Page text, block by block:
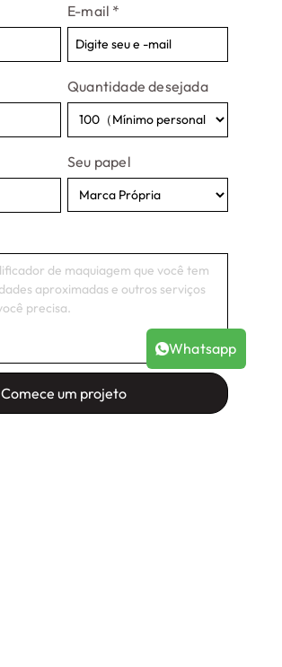
E-mail *
Quantidade desejada
Seu papel
Comece um projeto
Whatsapp